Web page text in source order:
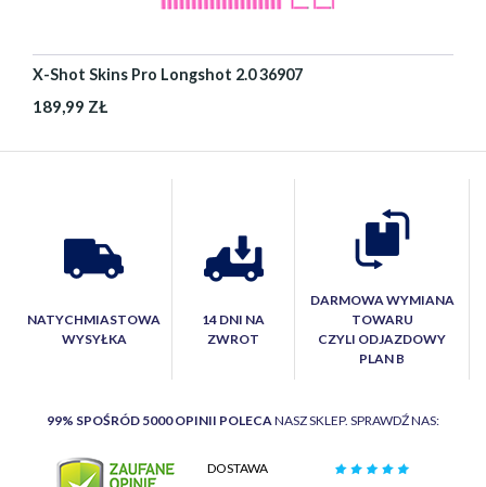
X-Shot Skins Pro Longshot 2.0 36907
189,99 ZŁ
NATYCHMIASTOWA
WYSYŁKA
14 DNI NA
ZWROT
DARMOWA WYMIANA
TOWARU
CZYLI ODJAZDOWY
PLAN B
99% SPOŚRÓD 5000 OPINII POLECA NASZ SKLEP. SPRAWDŹ NAS:
DOSTAWA